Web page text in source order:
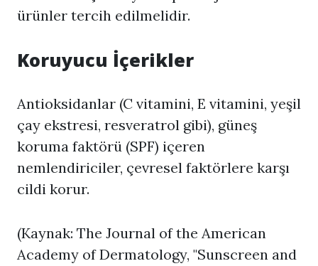
ürünler tercih edilmelidir.
Koruyucu İçerikler
Antioksidanlar (C vitamini, E vitamini, yeşil
çay ekstresi, resveratrol gibi), güneş
koruma faktörü (SPF) içeren
nemlendiriciler, çevresel faktörlere karşı
cildi korur.
(Kaynak: The Journal of the American
Academy of Dermatology, "Sunscreen and